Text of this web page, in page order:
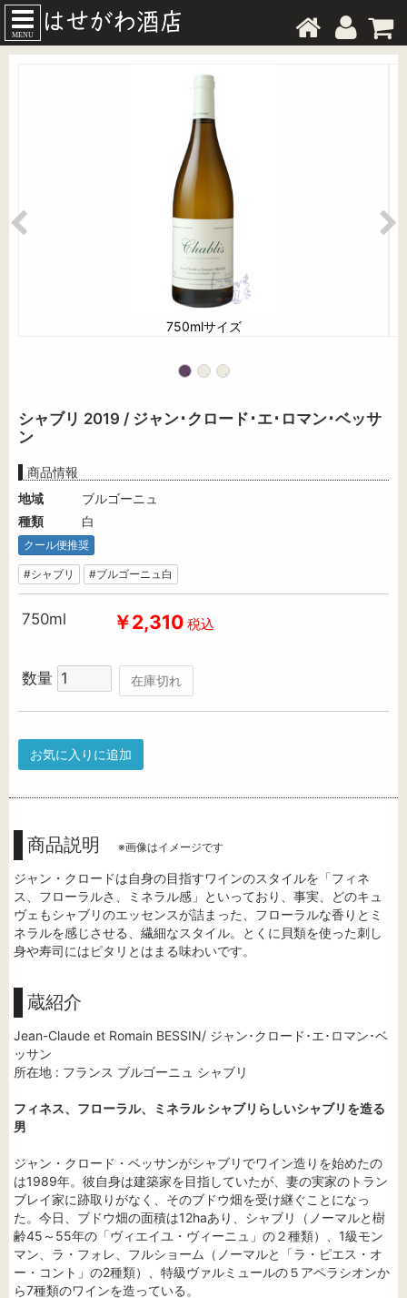
MENU
750mlサイズ
シャブリ 2019 / ジャン･クロード･エ･ロマン･ベッサ
ン
商品情報
地域
ブルゴーニュ
種類
白
クール便推奨
#シャブリ #ブルゴーニュ白
750ml ￥2,310 税込
数量 在庫切れ
お気に入りに追加
商品説明 ※画像はイメージです
ジャン・クロードは自身の目指すワインのスタイルを「フィネ
ス、フローラルさ、ミネラル感」といっており、事実、どのキュ
ヴェもシャブリのエッセンスが詰まった、フローラルな香りとミ
ネラルを感じさせる、繊細なスタイル。とくに貝類を使った刺し
身や寿司にはピタリとはまる味わいです。
蔵紹介
Jean-Claude et Romain BESSIN/ ジャン･クロード･エ･ロマン･ベ
ッサン
所在地 : フランス ブルゴーニュ シャブリ
フィネス、フローラル、ミネラル シャブリらしいシャブリを造る
男
ジャン・クロード・ベッサンがシャブリでワイン造りを始めたの
は1989年。彼自身は建築家を目指していたが、妻の実家のトラン
ブレイ家に跡取りがなく、そのブドウ畑を受け継ぐことになっ
た。今日、ブドウ畑の面積は12haあり、シャブリ（ノーマルと樹
齢45～55年の「ヴィエイユ・ヴィーニュ」の２種類）、1級モン
マン、ラ・フォレ、フルショーム（ノーマルと「ラ・ピエス・オ
ー・コント」の2種類）、特級ヴァルミュールの５アペラシオンか
ら7種類のワインを造っている。